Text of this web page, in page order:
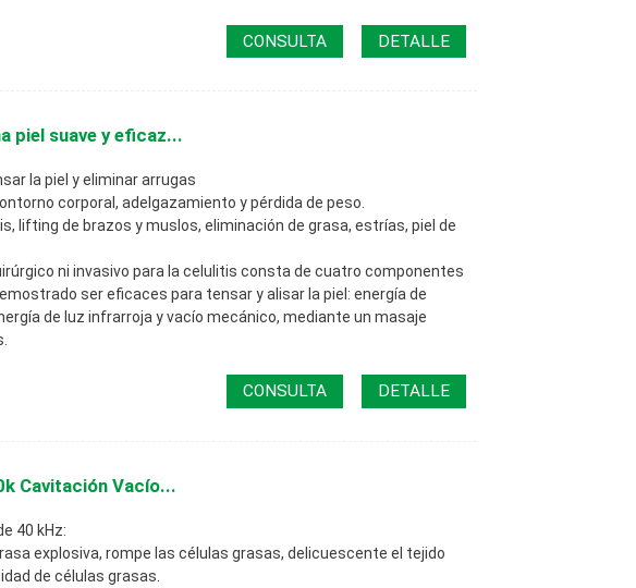
CONSULTA DETALLE
piel suave y eficaz...
la piel y eliminar arrugas
corporal, adelgazamiento y pérdida de peso.
lifting de brazos y muslos, eliminación de grasa, estrías, piel de
ni invasivo para la celulitis consta de cuatro componentes
ser eficaces para tensar y alisar la piel: energía de
de luz infrarroja y vacío mecánico, mediante un masaje
CONSULTA DETALLE
Cavitación Vacío...
40 kHz:
explosiva, rompe las células grasas, delicuescente el tejido
de células grasas.